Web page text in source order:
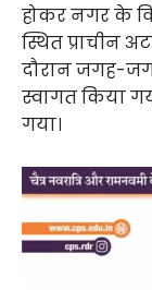
होकर नगर के
स्थित प्राचीन
दौरान जगह-
स्वागत किया
गया।